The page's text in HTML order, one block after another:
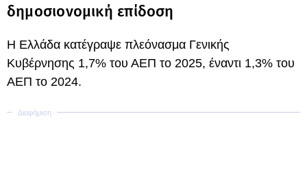
δημοσιονομική επίδοση
Η Ελλάδα κατέγραψε πλεόνασμα Γενικής
Κυβέρνησης 1,7% του ΑΕΠ το 2025, έναντι 1,3% του
ΑΕΠ το 2024.